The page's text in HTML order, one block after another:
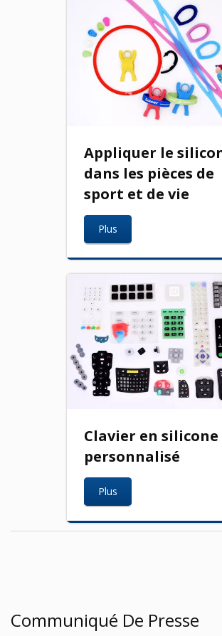
Appliquer le
dans les pièces de
sport et de vie
Plus
Clavier en silicone
personnalisé
Plus
Communiqué De Presse